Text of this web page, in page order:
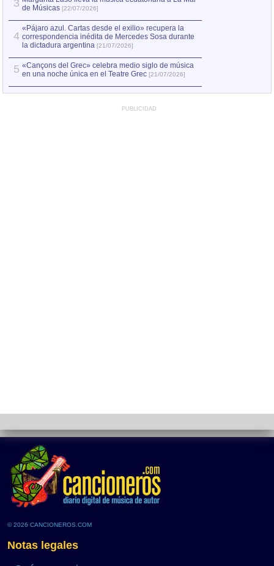
3 de Músicas [22/07/2026]
4
«Pájaro azul. Cartas desde el exilio» recupera la
correspondencia inédita de Mercedes Sosa durante
la dictadura argentina [21/07/2026]
5 «Cançons del Grec» celebra medio siglo de música
en una noche única en el Teatre Grec [21/07/2026]
PUBLICIDAD
© 2026 CANCIONEROS.COM
Notas legales